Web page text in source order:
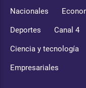
Nacionales
Deportes Canal 4
Ciencia y tecnología
Empresariales